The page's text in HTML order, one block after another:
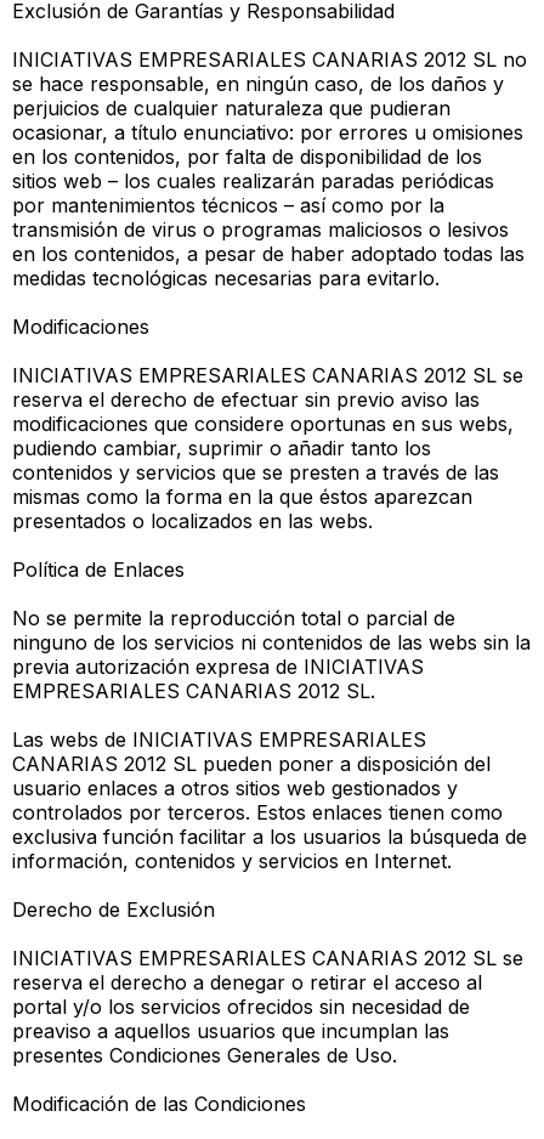
Exclusión de Garantías y Responsabilidad
INICIATIVAS EMPRESARIALES CANARIAS 2012 SL no
se hace responsable, en ningún caso, de los daños y
perjuicios de cualquier naturaleza que pudieran
ocasionar, a título enunciativo: por errores u omisiones
en los contenidos, por falta de disponibilidad de los
sitios web – los cuales realizarán paradas periódicas
por mantenimientos técnicos – así como por la
transmisión de virus o programas maliciosos o lesivos
en los contenidos, a pesar de haber adoptado todas las
medidas tecnológicas necesarias para evitarlo.
Modificaciones
INICIATIVAS EMPRESARIALES CANARIAS 2012 SL se
reserva el derecho de efectuar sin previo aviso las
modificaciones que considere oportunas en sus webs,
pudiendo cambiar, suprimir o añadir tanto los
contenidos y servicios que se presten a través de las
mismas como la forma en la que éstos aparezcan
presentados o localizados en las webs.
Política de Enlaces
No se permite la reproducción total o parcial de
ninguno de los servicios ni contenidos de las webs sin la
previa autorización expresa de INICIATIVAS
EMPRESARIALES CANARIAS 2012 SL.
Las webs de INICIATIVAS EMPRESARIALES
CANARIAS 2012 SL pueden poner a disposición del
usuario enlaces a otros sitios web gestionados y
controlados por terceros. Estos enlaces tienen como
exclusiva función facilitar a los usuarios la búsqueda de
información, contenidos y servicios en Internet.
Derecho de Exclusión
INICIATIVAS EMPRESARIALES CANARIAS 2012 SL se
reserva el derecho a denegar o retirar el acceso al
portal y/o los servicios ofrecidos sin necesidad de
preaviso a aquellos usuarios que incumplan las
presentes Condiciones Generales de Uso.
Modificación de las Condiciones